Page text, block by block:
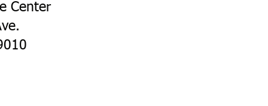
Center